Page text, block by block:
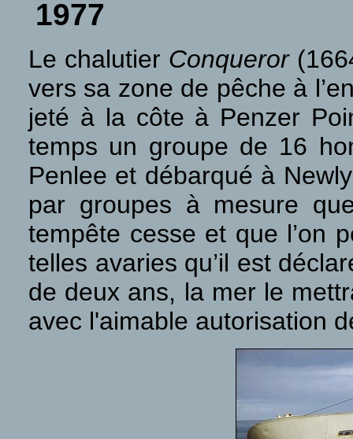
1977
Le chalutier Conqueror
vers sa zone de pêche à
jeté à la côte à Penzer
temps un groupe de 16
Penlee et débarqué à
par groupes à mesure
tempête cesse et que l’on
telles avaries qu’il est
de deux ans, la mer le
avec l'aimable autorisation